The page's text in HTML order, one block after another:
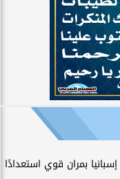
بمران قوي استعدادًا